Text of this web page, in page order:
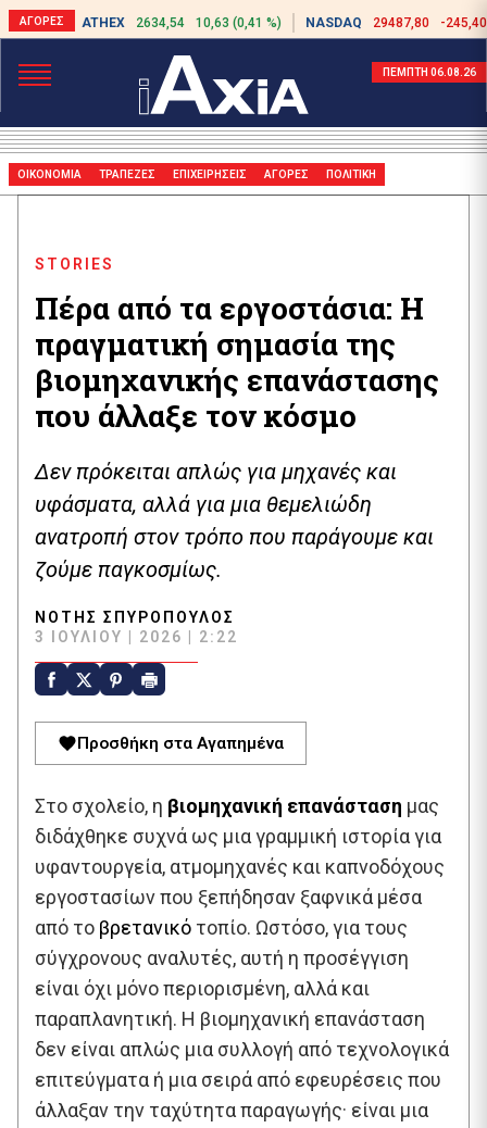
ATHEX 2634,54 10,63 (0,41 %) NASDAQ 29487,80 -
ΠΕΜΠΤΗ 06.08.26
ΟΙΚΟΝΟΜΙΑ ΤΡΑΠΕΖΕΣ ΕΠΙΧΕΙΡΗΣΕΙΣ ΑΓΟΡΕΣ ΠΟΛΙΤΙΚΗ
STORIES
Πέρα από τα εργοστάσια: Η
πραγματική σημασία της
βιομηχανικής επανάστασης
που άλλαξε τον κόσμο
Δεν πρόκειται απλώς για μηχανές και
υφάσματα, αλλά για μια θεμελιώδη
ανατροπή στον τρόπο που παράγουμε και
ζούμε παγκοσμίως.
ΝΌΤΗΣ ΣΠΥΡΌΠΟΥΛΟΣ
3 ΙΟΥΛΊΟΥ | 2026 | 2:22
Προσθήκη στα Αγαπημένα
Στο σχολείο, η βιομηχανική επανάσταση μας
διδάχθηκε συχνά ως μια γραμμική ιστορία για
υφαντουργεία, ατμομηχανές και καπνοδόχους
εργοστασίων που ξεπήδησαν ξαφνικά μέσα
από το βρετανικό τοπίο. Ωστόσο, για τους
σύγχρονους αναλυτές, αυτή η προσέγγιση
είναι όχι μόνο περιορισμένη, αλλά και
παραπλανητική. Η βιομηχανική επανάσταση
δεν είναι απλώς μια συλλογή από τεχνολογικά
επιτεύγματα ή μια σειρά από εφευρέσεις που
άλλαξαν την ταχύτητα παραγωγής· είναι μια